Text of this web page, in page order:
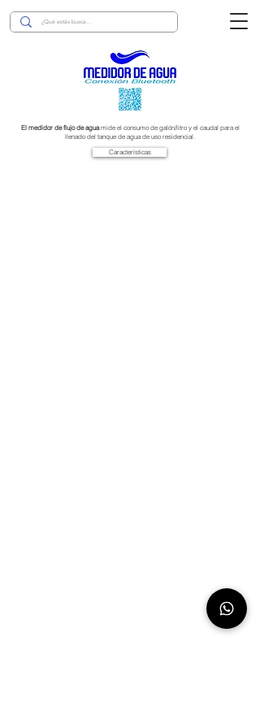
El medidor de flujo de aguamide el consumo de galón/litro y el caudal para el
llenado del tanque de agua de uso residencial.
Características